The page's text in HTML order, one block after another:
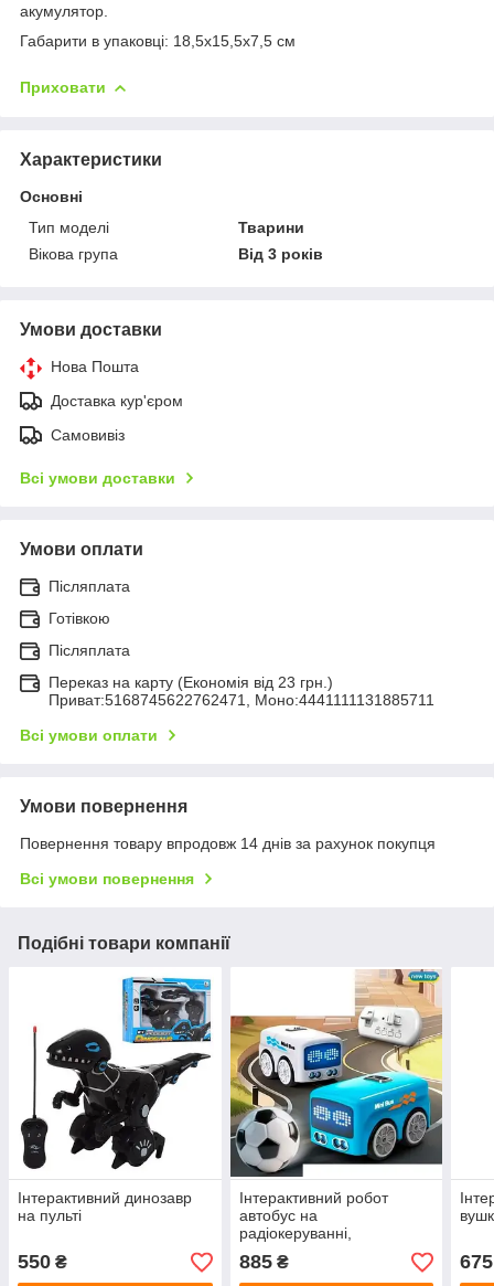
акумулятор.
Габарити в упаковці: 18,5x15,5x7,5 см
Приховати
Характеристики
Основні
Тип моделі
Тварини
Вікова група
Від 3 років
Умови доставки
Нова Пошта
Доставка кур'єром
Самовивіз
Всі умови доставки
Умови оплати
Післяплата
Готівкою
Післяплата
Переказ на карту (Економія від 23 грн.)
Приват:5168745622762471, Моно:4441111131885711
Всі умови оплати
Умови повернення
Повернення товару впродовж 14 днів за рахунок покупця
Всі умови повернення
Подібні товари компанії
Інтерактивний динозавр
на пульті
550 ₴
Інтерактивний робот
автобус на
радіокеруванні,
сенсорному керуванні та з
індукцією
885₴ 675